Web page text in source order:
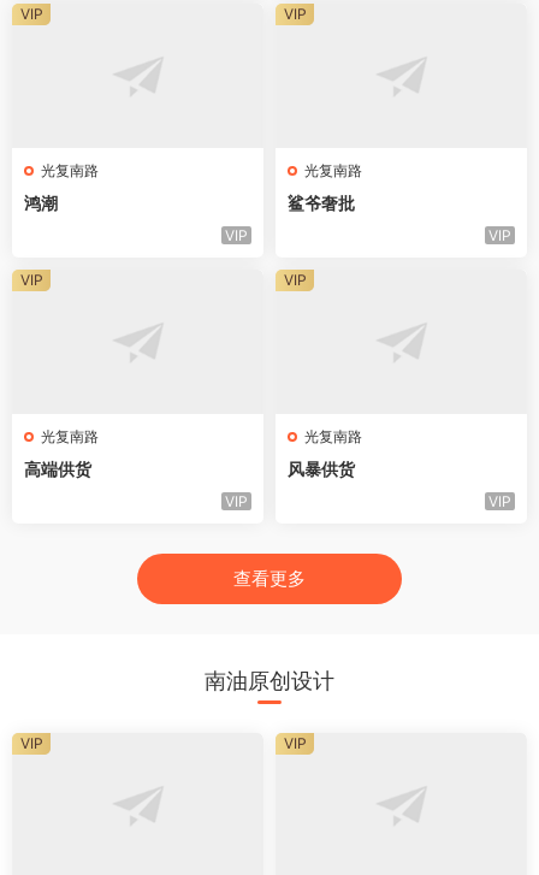
光复南路
鸿潮
VIP
VIP
光复南路
鲨爷奢批
VIP
VIP
光复南路
高端供货
VIP
VIP
光复南路
风暴供货
VIP
VIP
查看更多
南油原创设计
VIP VIP